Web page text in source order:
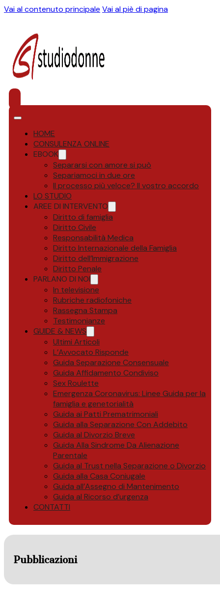
Vai al contenuto principale Vai al piè di pagina
HOME
CONSULENZA ONLINE
EBOOK
Separarsi con amore si può
Separiamoci in due ore
Il processo più veloce? Il vostro accordo
LO STUDIO
AREE DI INTERVENTO
Diritto di famiglia
Diritto Civile
Responsabilità Medica
Diritto Internazionale della Famiglia
Diritto dell’Immigrazione
Diritto Penale
PARLANO DI NOI
In televisione
Rubriche radiofoniche
Rassegna Stampa
Testimonianze
GUIDE & NEWS
Ultimi Articoli
L’Avvocato Risponde
Guida Separazione Consensuale
Guida Affidamento Condiviso
Sex Roulette
Emergenza Coronavirus: Linee Guida per la
famiglia e genetorialità
Guida ai Patti Prematrimoniali
Guida alla Separazione Con Addebito
Guida al Divorzio Breve
Guida Alla Sindrome Da Alienazione
Parentale
Guida al Trust nella Separazione o Divorzio
Guida alla Casa Coniugale
Guida all’Assegno di Mantenimento
Guida al Ricorso d’urgenza
CONTATTI
Pubblicazioni